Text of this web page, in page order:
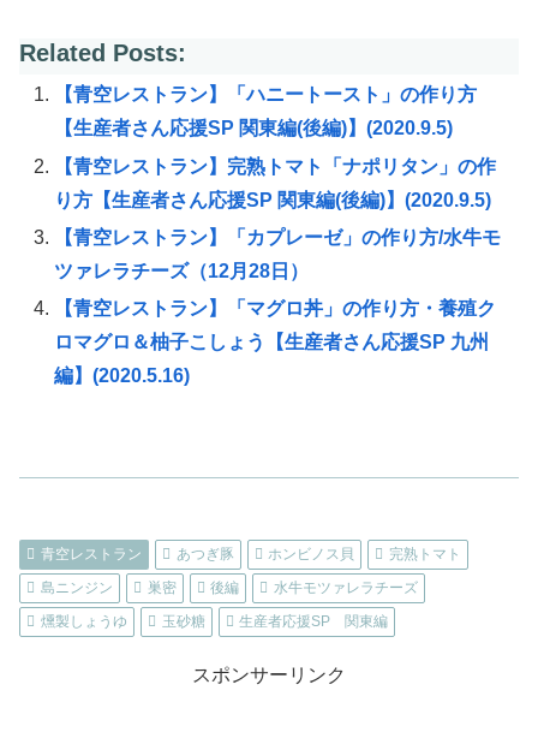
Related Posts:
【青空レストラン】「ハニートースト」の作り方
【生産者さん応援SP 関東編(後編)】(2020.9.5)
【青空レストラン】完熟トマト「ナポリタン」の作
り方【生産者さん応援SP 関東編(後編)】(2020.9.5)
【青空レストラン】「カプレーゼ」の作り方/水牛モ
ツァレラチーズ（12月28日）
【青空レストラン】「マグロ丼」の作り方・養殖ク
ロマグロ＆柚子こしょう【生産者さん応援SP 九州
編】(2020.5.16)
青空レストラン あつぎ豚 ホンビノス貝
完熟トマト
島ニンジン
巣密 後編
水牛モツァレラチーズ
燻製しょうゆ
玉砂糖 生産者応援SP 関東編
スポンサーリンク